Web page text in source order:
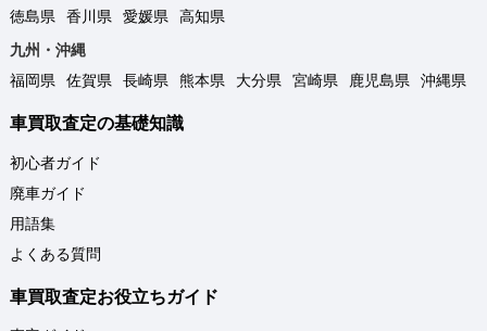
徳島県
香川県 愛媛県
高知県
九州・沖縄
福岡県
佐賀県 長崎県 熊本県 大分県 宮崎県 鹿児島県 沖縄県
車買取査定の基礎知識
初心者ガイド
廃車ガイド
用語集
よくある質問
車買取査定お役立ちガイド